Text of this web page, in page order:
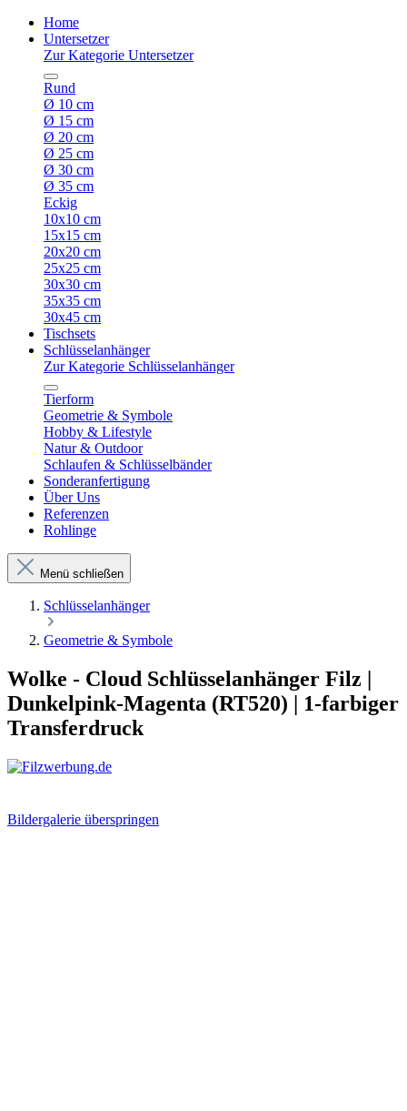
Home
Untersetzer
Zur Kategorie Untersetzer
Rund
Ø 10 cm
Ø 15 cm
Ø 20 cm
Ø 25 cm
Ø 30 cm
Ø 35 cm
Eckig
10x10 cm
15x15 cm
20x20 cm
25x25 cm
30x30 cm
35x35 cm
30x45 cm
Tischsets
Schlüsselanhänger
Zur Kategorie Schlüsselanhänger
Tierform
Geometrie & Symbole
Hobby & Lifestyle
Natur & Outdoor
Schlaufen & Schlüsselbänder
Sonderanfertigung
Über Uns
Referenzen
Rohlinge
Menü schließen
Schlüsselanhänger
Geometrie & Symbole
Wolke - Cloud Schlüsselanhänger Filz |
Dunkelpink-Magenta (RT520) | 1-farbiger
Transferdruck
Bildergalerie überspringen